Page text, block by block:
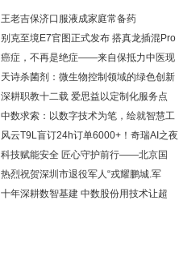
王老吉保济口服液成家庭常备药
别克至境E7官图正式发布 搭真龙插混Pro
癌症，不再是绝症——来自保抵力中医现
天诗杀菌剂：微生物控制领域的绿色创新
深耕职教十二载 爱思益以定制化服务点
中数求索：以数字技术为笔，绘就智慧工
风云T9L盲订24h订单6000+！奇瑞AI之夜
科技赋能安全 匠心守护前行——北京国
热烈祝贺深圳市退役军人“戎耀鹏城.军
十年深耕数智基建 中数股份用技术让超